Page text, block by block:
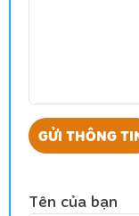
Tên của bạn